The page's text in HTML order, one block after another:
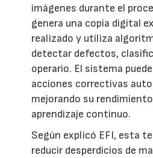
imágenes durante el
genera una copia digital
realizado y utiliza
detectar defectos,
operario. El sistema
acciones correctivas
mejorando su
aprendizaje continuo.
Según explicó EFI, esta
reducir desperdicios de